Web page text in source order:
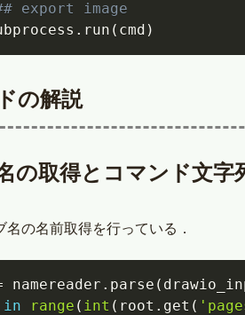
export image
. run ( cmd )
の解説
の取得とコマンド文字
名の名前取得を行っている．
namereader . parse (
in range ( int ( root . get (